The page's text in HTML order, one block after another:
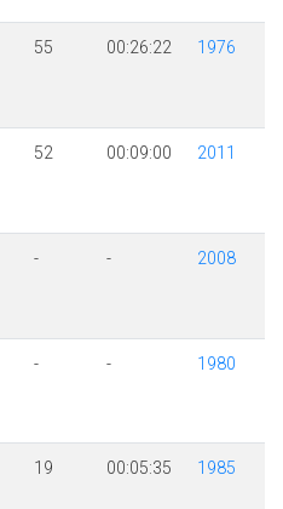
55 00:26:22 1976
52 00:09:00 2011
- - 2008
- - 1980
19 00:05:35 1985